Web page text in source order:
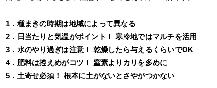
1．種まきの時期は地域によって異なる
2．日当たりと気温がポイント！ 寒冷地ではマルチを活用
3．水のやり過ぎは注意！ 乾燥したら与えるくらいでOK
4．肥料は控えめがコツ！ 窒素よりカリを多めに
5．土寄せ必須！ 根本に土がないとさやがつかない